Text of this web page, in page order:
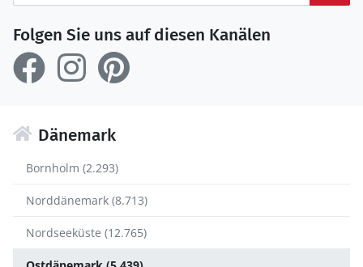
Folgen Sie uns auf diesen Kanälen
Dänemark
Bornholm (2.293)
Norddänemark (8.713)
Nordseeküste (12.765)